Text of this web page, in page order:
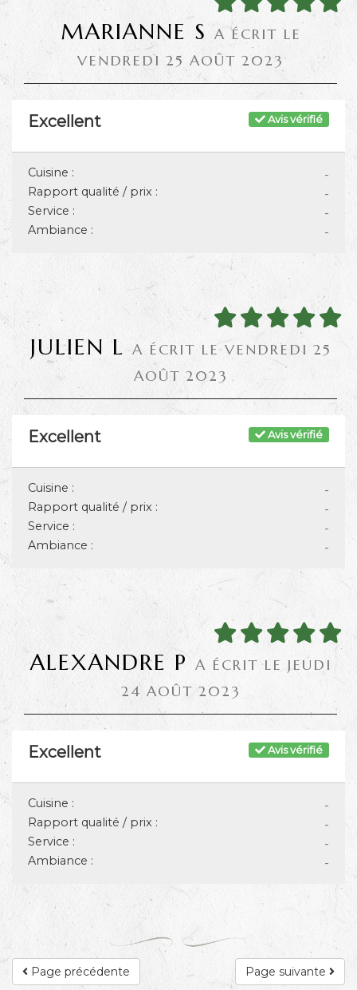
MARIANNE S A ÉCRIT LE
VENDREDI 25 AOÛT 2023
Avis vérifié
Excellent
-
Cuisine :
-
Rapport qualité / prix :
-
Service :
-
Ambiance :
JULIEN L A ÉCRIT LE VENDREDI 25
AOÛT 2023
Avis vérifié
Excellent
-
Cuisine :
-
Rapport qualité / prix :
-
Service :
-
Ambiance :
ALEXANDRE P A ÉCRIT LE JEUDI
24 AOÛT 2023
Avis vérifié
Excellent
-
Cuisine :
-
Rapport qualité / prix :
-
Service :
-
Ambiance :
Page suivante
Page précédente